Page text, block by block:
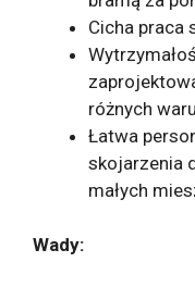
Cicha praca
różnych
Łatwa
skojarzenia
małych
Wady: